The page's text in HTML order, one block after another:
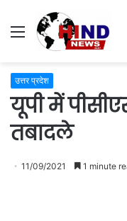
Menu
उत्तर प्रदेश
यूपी में
तबादले
11/09/2021 1 minute